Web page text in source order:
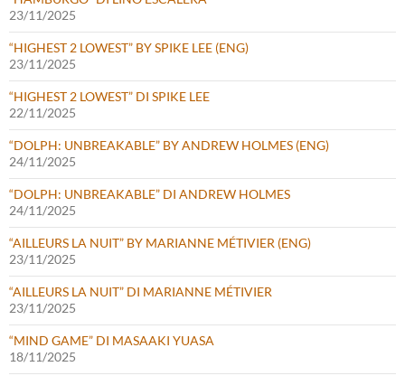
23/11/2025
“HIGHEST 2 LOWEST” BY SPIKE LEE (ENG)
23/11/2025
“HIGHEST 2 LOWEST” DI SPIKE LEE
22/11/2025
“DOLPH: UNBREAKABLE” BY ANDREW HOLMES (ENG)
24/11/2025
“DOLPH: UNBREAKABLE” DI ANDREW HOLMES
24/11/2025
“AILLEURS LA NUIT” BY MARIANNE MÉTIVIER (ENG)
23/11/2025
“AILLEURS LA NUIT” DI MARIANNE MÉTIVIER
23/11/2025
“MIND GAME” DI MASAAKI YUASA
18/11/2025